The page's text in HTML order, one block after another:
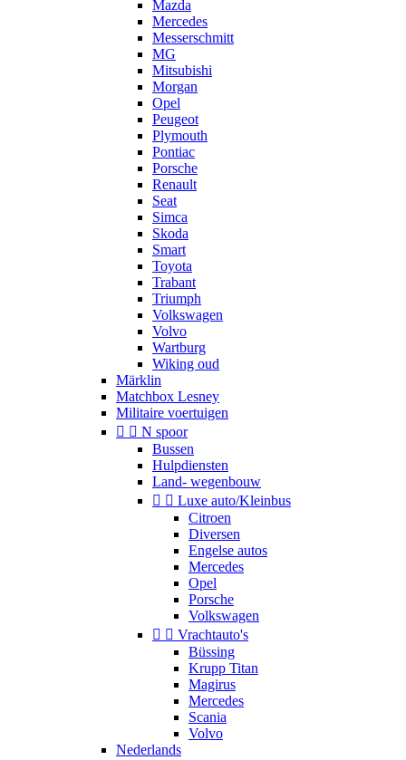
Mazda
Mercedes
Messerschmitt
MG
Mitsubishi
Morgan
Opel
Peugeot
Plymouth
Pontiac
Porsche
Renault
Seat
Simca
Skoda
Smart
Toyota
Trabant
Triumph
Volkswagen
Volvo
Wartburg
Wiking oud
Märklin
Matchbox Lesney
Militaire voertuigen
  N spoor
Bussen
Hulpdiensten
Land- wegenbouw
  Luxe auto/Kleinbus
Citroen
Diversen
Engelse autos
Mercedes
Opel
Porsche
Volkswagen
  Vrachtauto's
Büssing
Krupp Titan
Magirus
Mercedes
Scania
Volvo
Nederlands